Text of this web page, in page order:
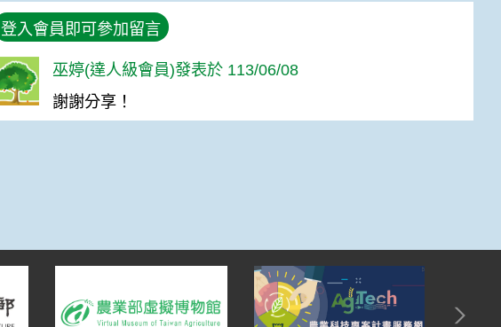
登入會員即可參加留言
巫婷(達人級會員)發表於 113/06/08
謝謝分享！